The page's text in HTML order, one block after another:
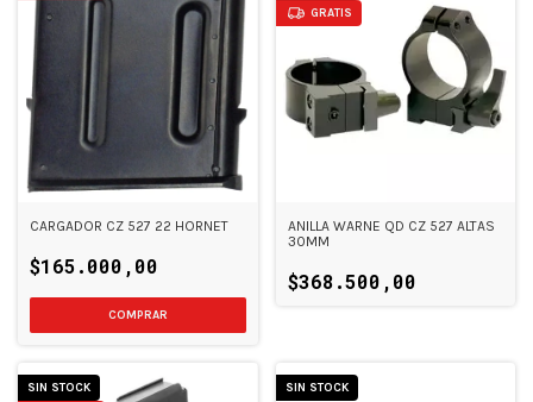
CARGADOR CZ 527 22 HORNET
$165.000,00
GRATIS
ANILLA WARNE QD CZ 527 ALTAS
30MM
$368.500,00
SIN STOCK
SIN STOCK